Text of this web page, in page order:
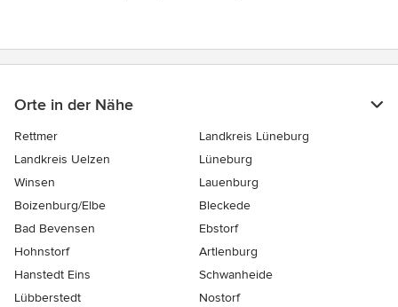
Orte in der Nähe
Rettmer
Landkreis Lüneburg
Landkreis Uelzen
Lüneburg
Winsen
Lauenburg
Boizenburg/Elbe
Bleckede
Bad Bevensen
Ebstorf
Hohnstorf
Artlenburg
Hanstedt Eins
Schwanheide
Lübberstedt
Nostorf